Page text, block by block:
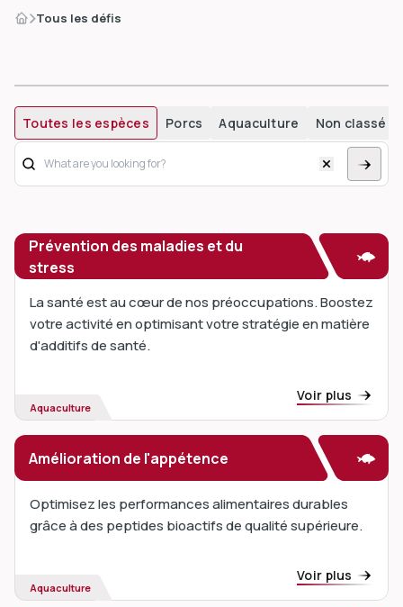
Tous les défis
Toutes les espèces Porcs Aquaculture Non classé
Prévention des maladies et du
stress
La santé est au cœur de nos préoccupations. Boostez
votre activité en optimisant votre stratégie en matière
d'additifs de santé.
Voir plus
Aquaculture
Amélioration de l'appétence
Optimisez les performances alimentaires durables
grâce à des peptides bioactifs de qualité supérieure.
Voir plus
Aquaculture